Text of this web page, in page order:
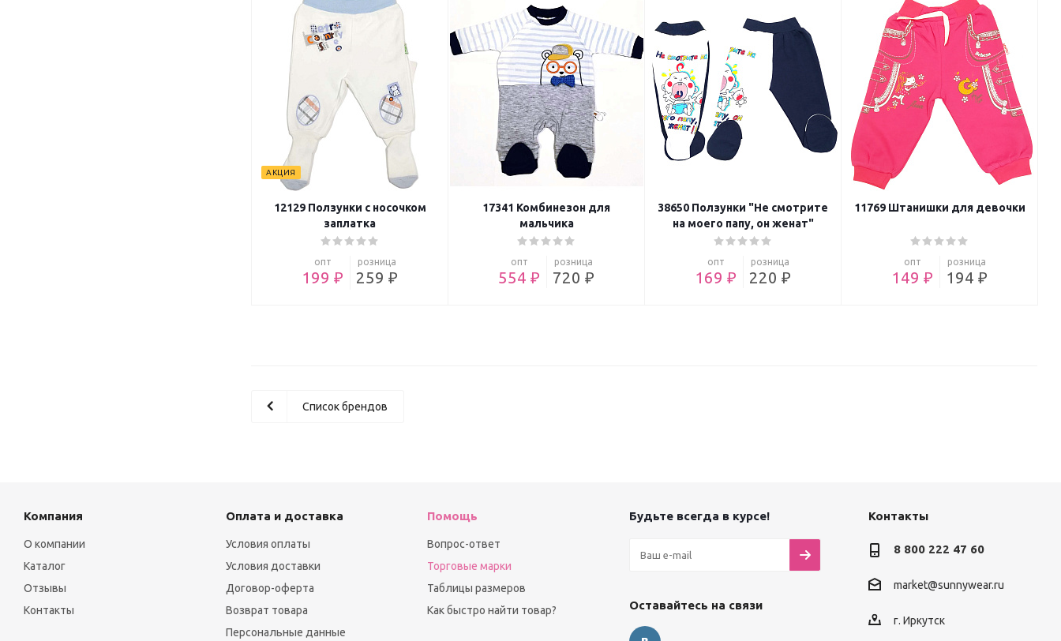
АКЦИЯ
12129 Ползунки с носочком
заплатка
опт
199 ₽
розница
259 ₽
17341 Комбинезон для
мальчика
опт
554 ₽
розница
720 ₽
38650 Ползунки "Не смотрите
на моего папу, он женат"
опт
169 ₽
розница
220 ₽
11769 Штанишки для девочки
опт
149 ₽
розница
194 ₽
Список брендов
Компания
О компании
Каталог
Отзывы
Контакты
Оплата и доставка
Условия оплаты
Условия доставки
Договор-оферта
Возврат товара
Персональные данные
Помощь
Вопрос-ответ
Торговые марки
Таблицы размеров
Как быстро найти товар?
Будьте всегда в курсе!
Оставайтесь на связи
Контакты
8 800 222 47 60
market@sunnywear.ru
г. Иркутск